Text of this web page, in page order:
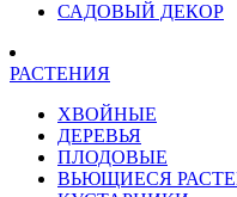
САДОВЫЙ ДЕКОР
РАСТЕНИЯ
ХВОЙНЫЕ
ДЕРЕВЬЯ
ПЛОДОВЫЕ
ВЬЮЩИЕСЯ